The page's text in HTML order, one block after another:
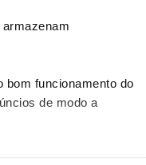
funcionamento do
de modo a